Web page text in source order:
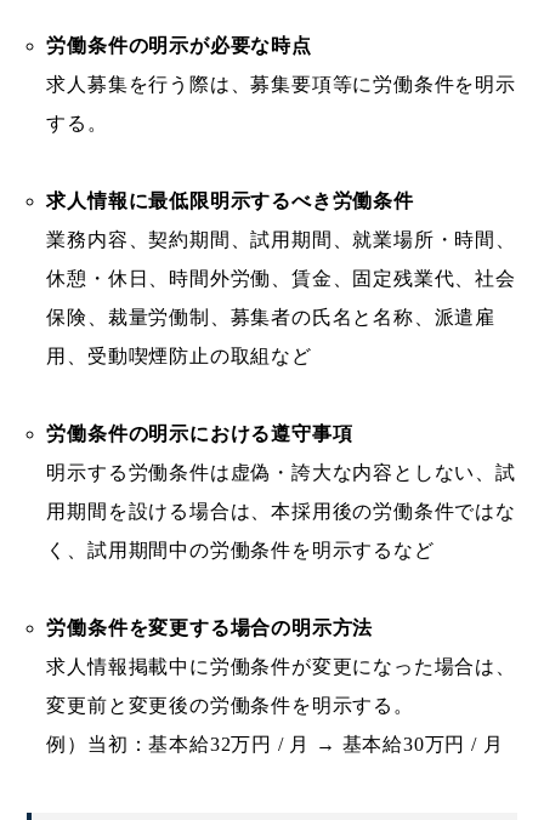
労働条件の明示が必要な時点
求人募集を行う際は、募集要項等に労働条件を明示
する。
求人情報に最低限明示するべき労働条件
業務内容、契約期間、試用期間、就業場所・時間、
休憩・休日、時間外労働、賃金、固定残業代、社会
保険、裁量労働制、募集者の氏名と名称、派遣雇
用、受動喫煙防止の取組など
労働条件の明示における遵守事項
明示する労働条件は虚偽・誇大な内容としない、試
用期間を設ける場合は、本採用後の労働条件ではな
く、試用期間中の労働条件を明示するなど
労働条件を変更する場合の明示方法
求人情報掲載中に労働条件が変更になった場合は、
変更前と変更後の労働条件を明示する。
例）当初：基本給32万円 / 月 → 基本給30万円 / 月